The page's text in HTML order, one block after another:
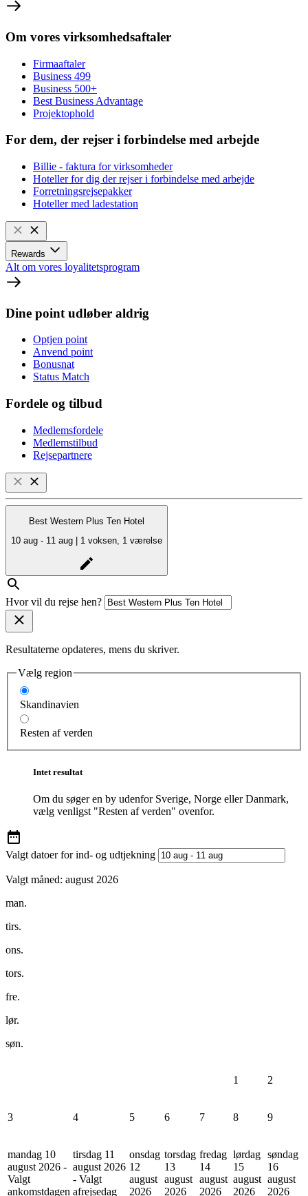
Om vores virksomhedsaftaler
Firmaaftaler
Business 499
Business 500+
Best Business Advantage
Projektophold
For dem, der rejser i forbindelse med arbejde
Billie - faktura for virksomheder
Hoteller for dig der rejser i forbindelse med arbejde
Forretningsrejsepakker
Hoteller med ladestation
Rewards
Alt om vores loyalitetsprogram
Dine point udløber aldrig
Optjen point
Anvend point
Bonusnat
Status Match
Fordele og tilbud
Medlemsfordele
Medlemstilbud
Rejsepartnere
Best Western Plus Ten Hotel
10 aug - 11 aug | 1 voksen, 1 værelse
Hvor vil du rejse hen?
Resultaterne opdateres, mens du skriver.
Vælg region
Skandinavien
Resten af verden
Intet resultat
Om du søger en by udenfor Sverige, Norge eller Danmark,
vælg venligst "Resten af verden" ovenfor.
Valgt datoer for ind- og udtjekning
Valgt måned: august 2026
man.
tirs.
ons.
tors.
fre.
lør.
søn.
1 2
3 4 5 6 7 8 9
mandag 10
august 2026 -
Valgt
ankomstdagen
tirsdag 11
august 2026
- Valgt
afrejsedag
onsdag
12
august
2026
torsdag
13
august
2026
fredag
14
august
2026
lørdag
15
august
2026
søndag
16
august
2026